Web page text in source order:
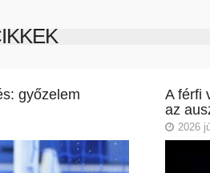
győzelem
A férfi
az
2026